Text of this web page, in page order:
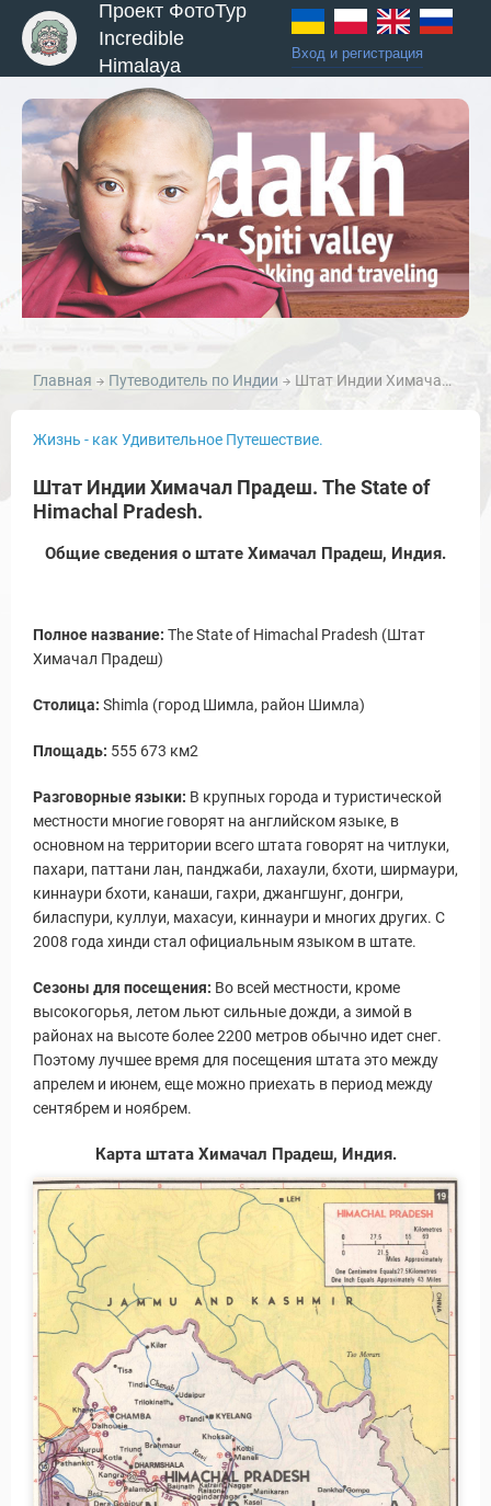
и Туры
Новости и Отчеты
Проект ФотоТур
Incredible
Himalaya
Вход и регистрация
Главная Путеводитель по Индии Штат Индии Химачал Прадеш. State of Himachal Pradesh.
Жизнь - как Удивительное Путешествие.
Штат Индии Химачал Прадеш. The State of
Himachal Pradesh.
Общие сведения о штате Химачал Прадеш, Индия.
Полное название: The State of Himachal Pradesh (Штат
Химачал Прадеш)
Столица: Shimla (город Шимла, район Шимла)
Площадь: 555 673 км2
Разговорные языки: В крупных города и туристической
местности многие говорят на английском языке, в
основном на территории всего штата говорят на читлуки,
пахари, паттани лан, панджаби, лахаули, бхоти, ширмаури,
киннаури бхоти, канаши, гахри, джангшунг, донгри,
биласпури, куллуи, махасуи, киннаури и многих других. С
2008 года хинди стал официальным языком в штате.
Сезоны для посещения: Во всей местности, кроме
высокогорья, летом льют сильные дожди, а зимой в
районах на высоте более 2200 метров обычно идет снег.
Поэтому лучшее время для посещения штата это между
апрелем и июнем, еще можно приехать в период между
сентябрем и ноябрем.
Карта штата Химачал Прадеш, Индия.